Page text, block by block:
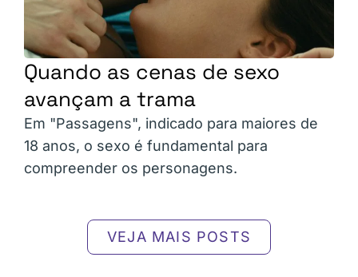
Quando as cenas de sexo
avançam a trama
Em "Passagens", indicado para maiores de
18 anos, o sexo é fundamental para
compreender os personagens.
VEJA MAIS POSTS